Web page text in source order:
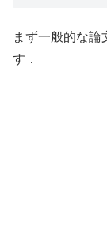
まず一般的な論
す．